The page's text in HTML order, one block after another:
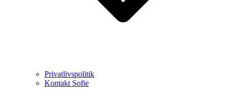
Privatlivspolitik
Kontakt Sofie